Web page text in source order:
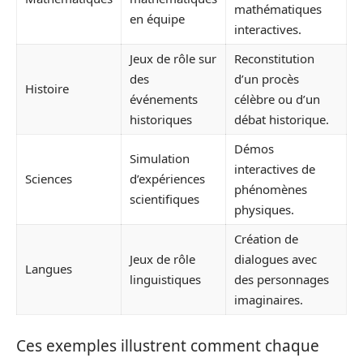
en équipe
mathématiques
interactives.
Histoire
Jeux de rôle sur
des
événements
historiques
Reconstitution
d’un procès
célèbre ou d’un
débat historique.
Sciences
Simulation
d’expériences
scientifiques
Démos
interactives de
phénomènes
physiques.
Langues
Jeux de rôle
linguistiques
Création de
dialogues avec
des personnages
imaginaires.
Ces exemples illustrent comment chaque